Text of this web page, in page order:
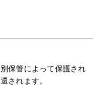
保管によって保護され
されます。